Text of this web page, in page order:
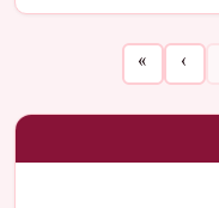
›
»